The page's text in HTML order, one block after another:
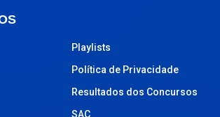
Playlists
Política de Privacidade
Resultados dos Concursos
SAC